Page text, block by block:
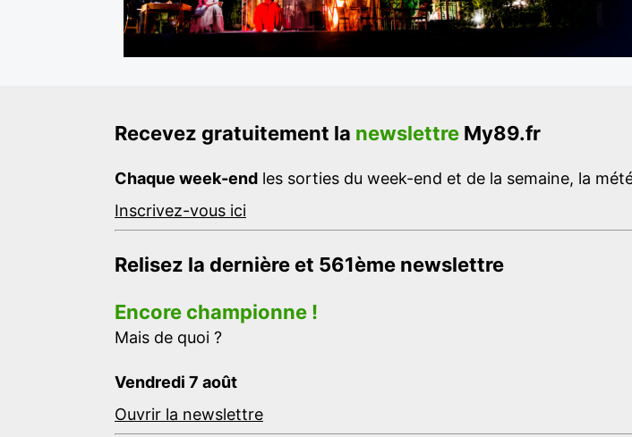
Recevez gratuitement la newslettre My89.fr
Chaque week-end les sorties du week-end et de la semaine, la
Inscrivez-vous ici
Relisez la dernière et 561ème newslettre
Encore championne !
Mais de quoi ?
Vendredi 7 août
Ouvrir la newslettre